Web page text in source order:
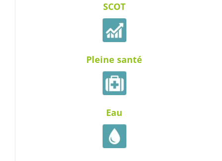
SCOT
Pleine santé
Eau